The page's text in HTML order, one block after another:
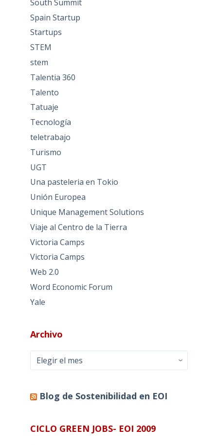
South Summit
Spain Startup
Startups
STEM
stem
Talentia 360
Talento
Tatuaje
Tecnología
teletrabajo
Turismo
UGT
Una pasteleria en Tokio
Unión Europea
Unique Management Solutions
Viaje al Centro de la Tierra
Victoria Camps
Victoria Camps
Web 2.0
Word Economic Forum
Yale
Archivo
Archivo
Blog de Sostenibilidad en EOI
CICLO GREEN JOBS- EOI 2009